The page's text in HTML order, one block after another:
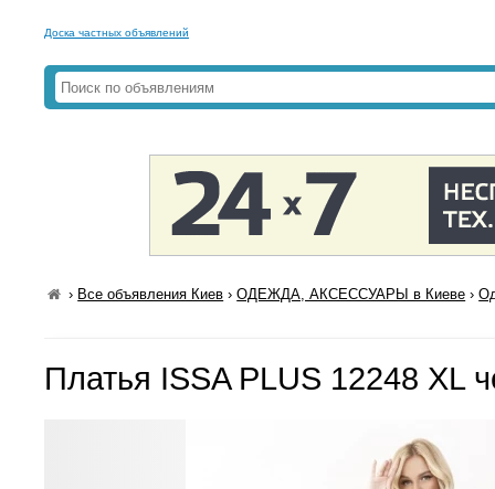
Доска частных объявлений
› Все объявления Киев ›ОДЕЖДА, АКСЕССУАРЫ в Киеве ›
Платья ISSA PLUS 12248 XL